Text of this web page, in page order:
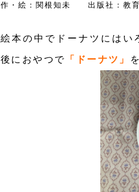
作・絵：関根知未 出版社：教
絵本の中でドーナツにはい
後におやつで 「ドーナツ」